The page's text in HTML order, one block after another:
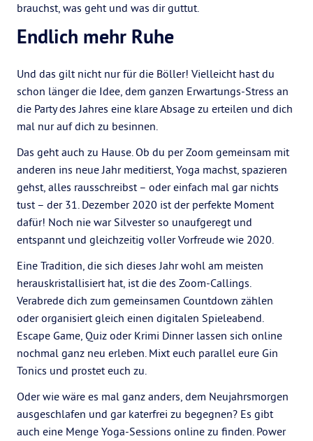
brauchst, was geht und was dir guttut.
Endlich mehr Ruhe
Und das gilt nicht nur für die Böller! Vielleicht hast du
schon länger die Idee, dem ganzen Erwartungs-Stress an
die Party des Jahres eine klare Absage zu erteilen und dich
mal nur auf dich zu besinnen.
Das geht auch zu Hause. Ob du per Zoom gemeinsam mit
anderen ins neue Jahr meditierst, Yoga machst, spazieren
gehst, alles rausschreibst – oder einfach mal gar nichts
tust – der 31. Dezember 2020 ist der perfekte Moment
dafür! Noch nie war Silvester so unaufgeregt und
entspannt und gleichzeitig voller Vorfreude wie 2020.
Eine Tradition, die sich dieses Jahr wohl am meisten
herauskristallisiert hat, ist die des Zoom-Callings.
Verabrede dich zum gemeinsamen Countdown zählen
oder organisiert gleich einen digitalen Spieleabend.
Escape Game, Quiz oder Krimi Dinner lassen sich online
nochmal ganz neu erleben. Mixt euch parallel eure Gin
Tonics und prostet euch zu.
Oder wie wäre es mal ganz anders, dem Neujahrsmorgen
ausgeschlafen und gar katerfrei zu begegnen? Es gibt
auch eine Menge Yoga-Sessions online zu finden. Power